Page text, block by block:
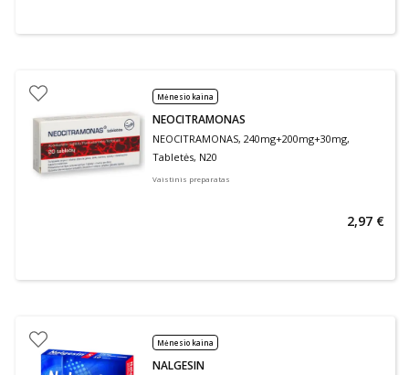
Mėnesio kaina
NEOCITRAMONAS
NEOCITRAMONAS, 240mg+200mg+30mg,
Tabletės, N20
Vaistinis preparatas
2,97 €
Mėnesio kaina
NALGESIN